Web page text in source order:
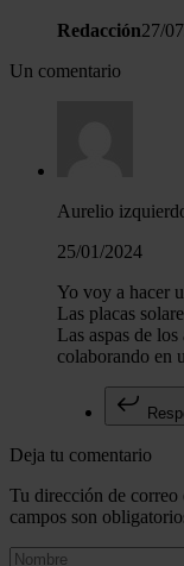
Redacción27/
Un comentario
Aurelio
25/01/2024
Yo voy a hacer
Las placas
Las aspas de
colaborando en
Deja tu comentario
Tu dirección de correo
campos son